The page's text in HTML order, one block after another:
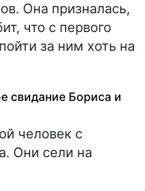
Она призналась,
что с первого
за ним хоть на
свидание Бориса и
человек с
Они сели на